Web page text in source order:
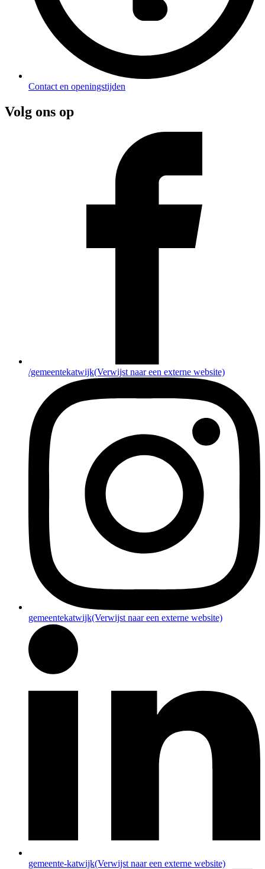
Contact en openingstijden
Volg ons op
/gemeentekatwijk(Verwijst naar een externe website)
gemeentekatwijk(Verwijst naar een externe website)
gemeente-katwijk(Verwijst naar een externe website)